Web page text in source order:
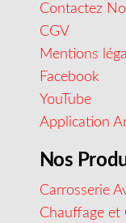
Contactez
CGV
Mentions
Facebook
YouTube
Application
Nos
Carrosserie
Chauffage et